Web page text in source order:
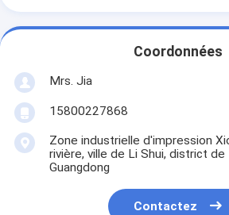
Coordonnées
Mrs. Jia
15800227868
Zone industrielle d'impression
rivière, ville de Li Shui, district de
Guangdong
Contactez